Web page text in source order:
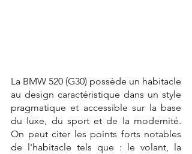
La BMW 520 (G30) possède un habitacle
au design caractéristique dans un style
pragmatique et accessible sur la base
du luxe, du sport et de la modernité.
On peut citer les points forts notables
de l'habitacle tels que : le volant, la